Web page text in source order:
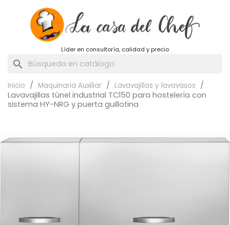
Líder en consultoría, calidad y precio
search
Inicio Maquinaria Auxiliar Lavavajillas y lavavasos
Lavavajillas túnel industrial TC150 para hostelería con
sistema HY-NRG y puerta guillotina